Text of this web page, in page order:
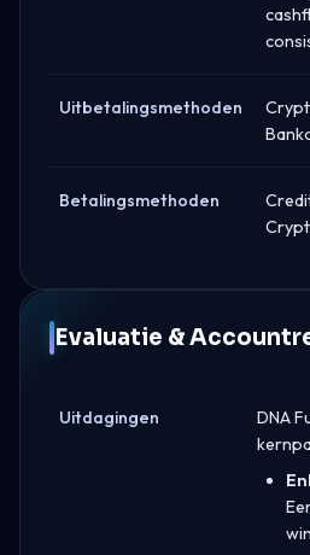
Uitbetalingsmethoden
Betalingsmethoden
Evaluatie &
Uitdagingen
DNA